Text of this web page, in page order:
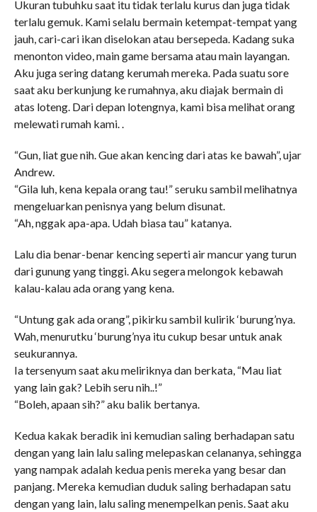
Ukuran tubuhku saat itu tidak terlalu kurus dan juga tidak
terlalu gemuk. Kami selalu bermain ketempat-tempat yang
jauh, cari-cari ikan diselokan atau bersepeda. Kadang suka
menonton video, main game bersama atau main layangan.
Aku juga sering datang kerumah mereka. Pada suatu sore
saat aku berkunjung ke rumahnya, aku diajak bermain di
atas loteng. Dari depan lotengnya, kami bisa melihat orang
melewati rumah kami. .
“Gun, liat gue nih. Gue akan kencing dari atas ke bawah”, ujar
Andrew.
“Gila luh, kena kepala orang tau!” seruku sambil melihatnya
mengeluarkan penisnya yang belum disunat.
“Ah, nggak apa-apa. Udah biasa tau” katanya.
Lalu dia benar-benar kencing seperti air mancur yang turun
dari gunung yang tinggi. Aku segera melongok kebawah
kalau-kalau ada orang yang kena.
“Untung gak ada orang”, pikirku sambil kulirik ‘burung’nya.
Wah, menurutku ‘burung’nya itu cukup besar untuk anak
seukurannya.
Ia tersenyum saat aku meliriknya dan berkata, “Mau liat
yang lain gak? Lebih seru nih..!”
“Boleh, apaan sih?” aku balik bertanya.
Kedua kakak beradik ini kemudian saling berhadapan satu
dengan yang lain lalu saling melepaskan celananya, sehingga
yang nampak adalah kedua penis mereka yang besar dan
panjang. Mereka kemudian duduk saling berhadapan satu
dengan yang lain, lalu saling menempelkan penis. Saat aku